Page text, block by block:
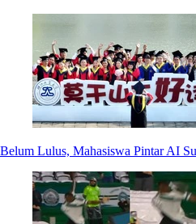
Belum Lulus, Mahasiswa Pintar AI